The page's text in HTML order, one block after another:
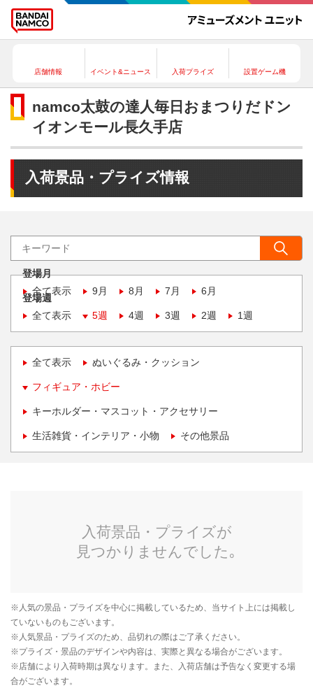
店舗情報 イベント&ニュース 入荷プライズ 設置ゲーム機
namco太鼓の達人毎日おまつりだドン
イオンモール長久手店
入荷景品・プライズ情報
登場月
全て表示
9月 8月 7月 6月
登場週
全て表示
5週 4週 3週 2週 1週
全て表示 ぬいぐるみ・クッション
フィギュア・ホビー
キーホルダー・マスコット・アクセサリー
生活雑貨・インテリア・小物 その他景品